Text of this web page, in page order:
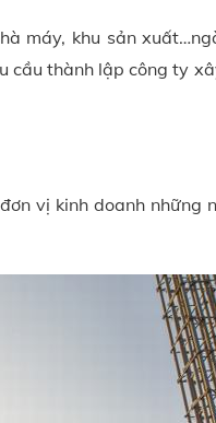
máy, khu sản
cầu thành lập công ty
vị kinh doanh những